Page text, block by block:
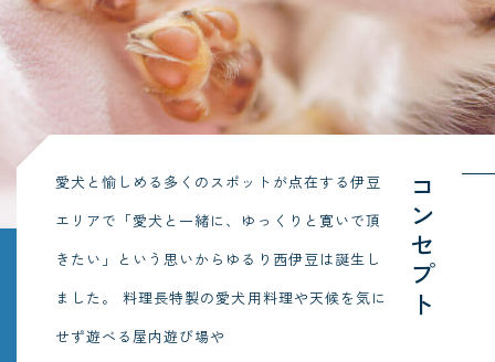
コンセプト
愛犬と愉しめる多くのスポットが点在する伊豆
エリアで「愛犬と一緒に、ゆっくりと寛いで頂
きたい」という思いからゆるり西伊豆は誕生し
ました。
料理長特製の愛犬用料理や天候を気に
せず遊べる屋内遊び場や